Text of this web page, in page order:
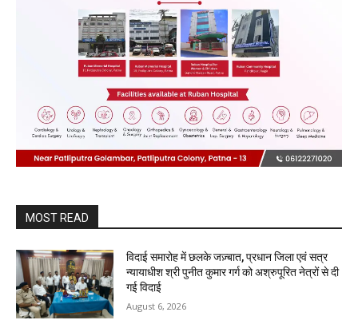
MOST READ
विदाई समारोह में छलके जज़्बात, प्रधान जिला एवं सत्र
न्यायाधीश श्री पुनीत कुमार गर्ग को अश्रुपूरित नेत्रों से दी
गई विदाई
August 6, 2026